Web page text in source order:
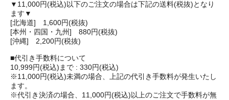
▼11,000円(税込)以下のご注文の場合は下記の送料(税抜)となり
ます▼
[北海道] 1,600円(税抜)
[本州・四国・九州] 880円(税抜)
[沖縄] 2,200円(税抜)
■代引き手数料について
10,999円(税込)まで : 330円(税込)
※11,000円(税込)未満の場合、上記の代引き手数料が発生いたし
ます。
※代引き決済の場合、11,000円(税込)以上のご注文で手数料が無